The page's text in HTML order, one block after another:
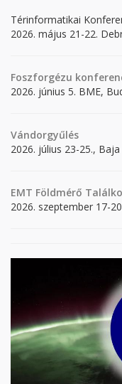
Térinformatikai
2026. május 21-22.
Foszforgézu
2026. június 5. BME,
Vándorgyűlés
2026. július 23-25., Baja
EMT Földmérő
2026. szeptember 17-